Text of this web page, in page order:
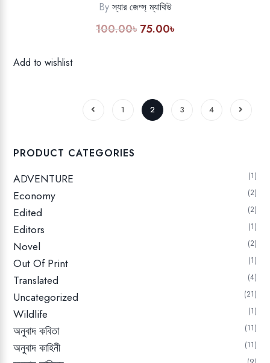
Byস্যার জেম্স্ ম্যাথিউ
100.00৳ Original
75.00৳Current
Add to wishlist
1 2 3 4
PRODUCT CATEGORIES
ADVENTURE 1
Economy 2
Edited 2
Editors 1
Novel 2
Out Of Print 1
Translated 4
Uncategorized 21
Wildlife 1
অনুবাদ কবিতা 11
অনুবাদ কাহিনী 11